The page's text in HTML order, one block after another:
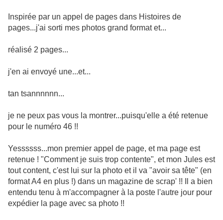
Inspirée par un appel de pages dans Histoires de
pages...j'ai sorti mes photos grand format et...
réalisé 2 pages...
j'en ai envoyé une...et...
tan tsannnnnn...
je ne peux pas vous la montrer...puisqu'elle a été retenue
pour le numéro 46 !!
Yessssss...mon premier appel de page, et ma page est
retenue ! "Comment je suis trop contente", et mon Jules est
tout content, c'est lui sur la photo et il va "avoir sa tête" (en
format A4 en plus !) dans un magazine de scrap' !! Il a bien
entendu tenu à m'accompagner à la poste l'autre jour pour
expédier la page avec sa photo !!